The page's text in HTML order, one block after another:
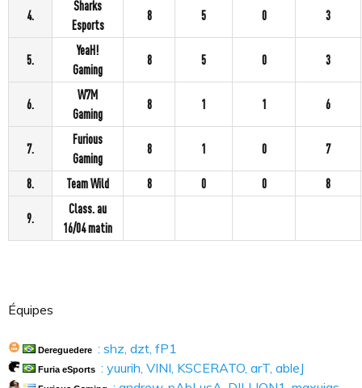
4.
Sharks
Esports
8 5 0 3
5.
YeaH!
Gaming
8 5 0 3
6.
W7M
Gaming
8 1 1 6
7.
Furious
Gaming
8 1 0 7
8. Team Wild 8 0 0 8
9.
Class. au
16/04 matin
Équipes
Dereguedere : shz, dzt, fP1
Furia eSports : yuurih, VINI, KSCERATO, arT, ableJ